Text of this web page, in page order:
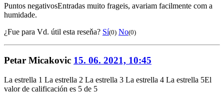
Puntos negativosEntradas muito frageis, avariam facilmente com a
humidade.
¿Fue para Vd. útil esta reseňa? Sí(0) No(0)
Petar Micakovic 15. 06. 2021, 10:45
La estrella 1 La estrella 2 La estrella 3 La estrella 4 La estrella 5El
valor de calificación es 5 de 5